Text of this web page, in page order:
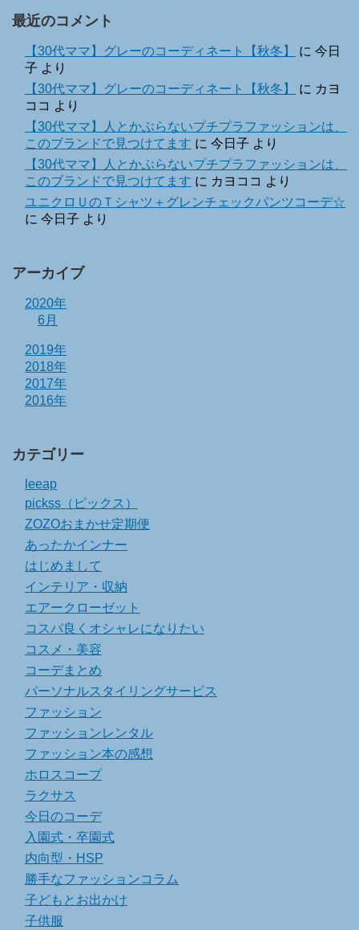
最近のコメント
【30代ママ】グレーのコーディネート【秋冬】 に 今日
子 より
【30代ママ】グレーのコーディネート【秋冬】
に カヨ
ココ より
【30代ママ】人とかぶらないプチプラファッションは、
このブランドで見つけてます に 今日子 より
【30代ママ】人とかぶらないプチプラファッションは、
このブランドで見つけてます に カヨココ より
ユニクロＵのＴシャツ＋グレンチェックパンツコーデ☆
に 今日子 より
アーカイブ
2020年
6月
2019年
2018年
2017年
2016年
カテゴリー
leeap
pickss（ピックス）
ZOZOおまかせ定期便
あったかインナー
はじめまして
インテリア・収納
エアークローゼット
コスパ良くオシャレになりたい
コスメ・美容
コーデまとめ
パーソナルスタイリングサービス
ファッション
ファッションレンタル
ファッション本の感想
ホロスコープ
ラクサス
今日のコーデ
入園式・卒園式
内向型・HSP
勝手なファッションコラム
子どもとお出かけ
子供服